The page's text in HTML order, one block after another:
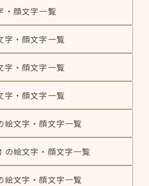
・顔文字一覧
字・顔文字一覧
字・顔文字一覧
字・顔文字一覧
絵文字・顔文字一覧
の絵文字・顔文字一覧
絵文字・顔文字一覧